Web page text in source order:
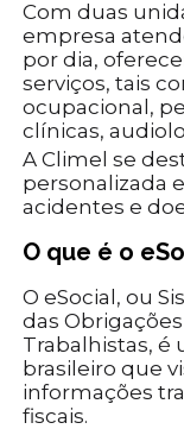
Com duas
empresa
por dia,
serviços, tais
ocupacional,
clínicas,
A Climel se
personalizada
acidentes e
O que é o
O eSocial, ou
das
Trabalhistas, é
brasileiro que
informações
fiscais.